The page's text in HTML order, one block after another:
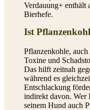
Verdauung+ enthält
Bierhefe.
Ist
Pflanzenkohle,
Toxine und
Das hilft zeitnah
während es
Entschlackung
indirekt davon. Wer
seinem Hund auch